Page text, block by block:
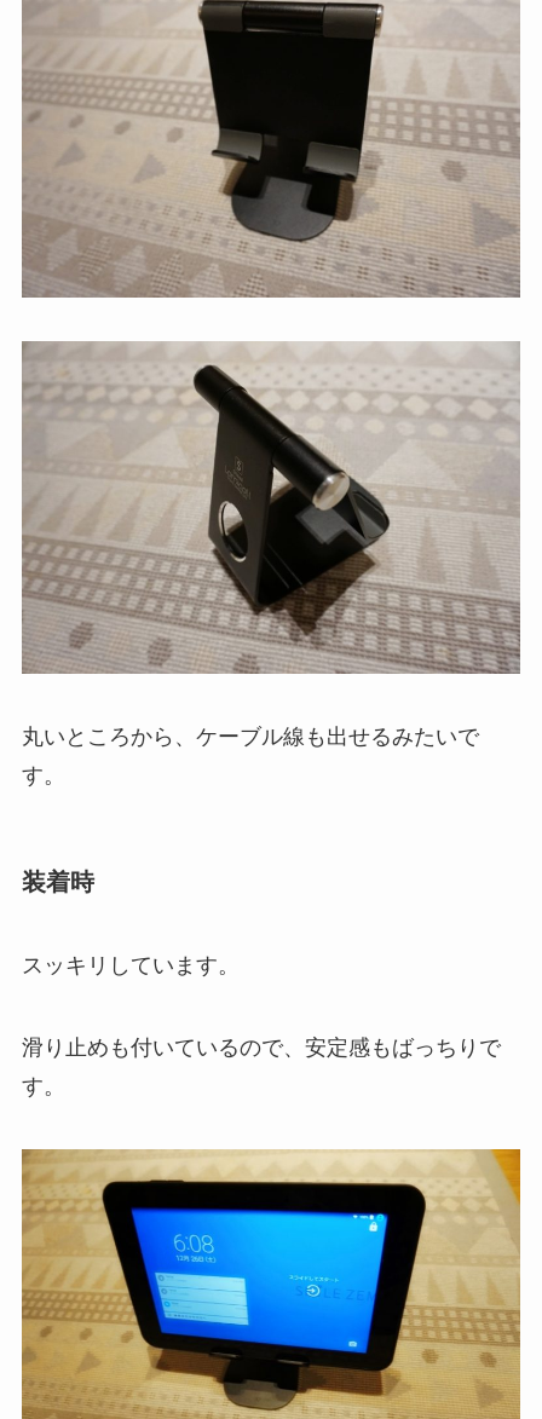
丸いところから、ケーブル線も出せるみたいで
す。
装着時
スッキリしています。
滑り止めも付いているので、安定感もばっちりで
す。